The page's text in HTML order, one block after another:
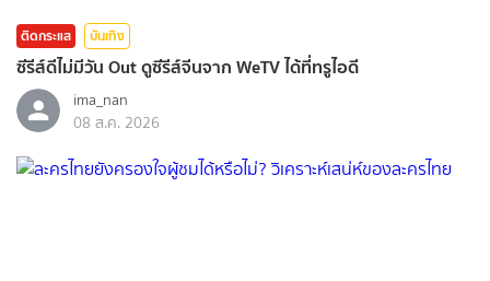
ติดกระแส บันเทิง
ซีรีส์ดีไม่มีวัน Out ดูซีรีส์จีนจาก WeTV ได้ที่ทรูไอดี
ima_nan
08 ส.ค. 2026